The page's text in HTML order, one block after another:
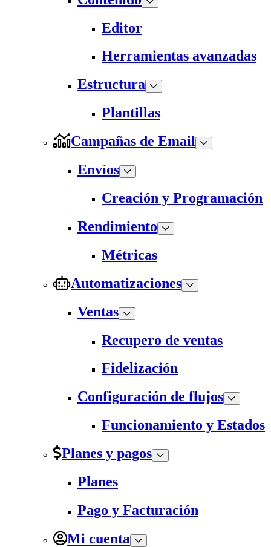
Editor
Herramientas avanzadas
Estructura
Plantillas
Campañas de Email
Envíos
Creación y Programación
Rendimiento
Métricas
Automatizaciones
Ventas
Recupero de ventas
Fidelización
Configuración de flujos
Funcionamiento y Estados
Planes y pagos
Planes
Pago y Facturación
Mi cuenta